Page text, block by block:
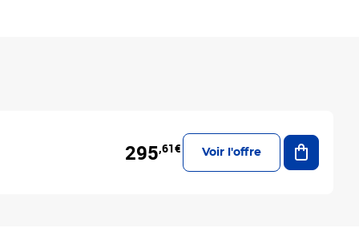
295,61€ Voir l'offre
Ajouter